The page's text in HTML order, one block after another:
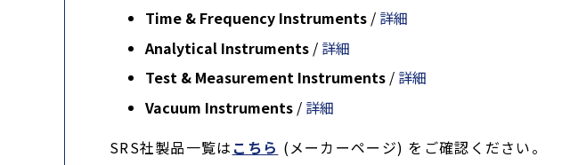
Time & Frequency Instruments / 詳細
Analytical Instruments / 詳細
Test & Measurement Instruments / 詳細
Vacuum Instruments / 詳細
SRS社製品一覧は こちら (メーカーページ) をご確認ください。